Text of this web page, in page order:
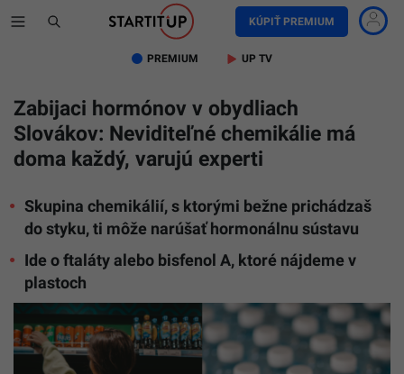
KÚPIŤ PREMIUM
PREMIUM UP TV
Zabijaci hormónov v obydliach
Slovákov: Neviditeľné chemikálie má
doma každý, varujú experti
Skupina chemikálií, s ktorými bežne prichádzaš
do styku, ti môže narúšať hormonálnu sústavu
Ide o ftaláty alebo bisfenol A, ktoré nájdeme v
plastoch